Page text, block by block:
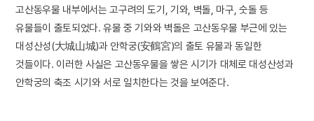
고산동우물 내부에서는 고구려의 도기, 기와, 벽돌, 마구, 숫돌 등
유물들이 출토되었다. 유물 중 기와와 벽돌은 고산동우물 부근에 있는
대성산성(大城山城)과 안학궁(安鶴宮)의 출토 유물과 동일한
것들이다. 이러한 사실은 고산동우물을 쌓은 시기가 대체로 대성산성과
안학궁의 축조 시기와 서로 일치한다는 것을 보여준다.